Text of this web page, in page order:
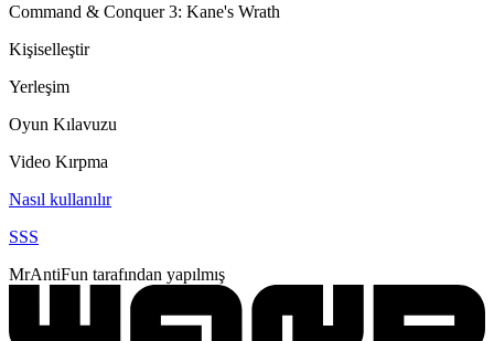
Command & Conquer 3: Kane's Wrath
Kişiselleştir
Yerleşim
Oyun Kılavuzu
Video Kırpma
Nasıl kullanılır
SSS
MrAntiFun tarafından yapılmış